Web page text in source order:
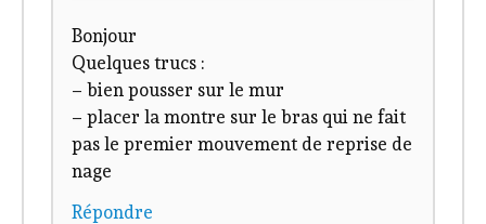
Bonjour
Quelques trucs :
– bien pousser sur le mur
– placer la montre sur le bras qui ne fait
pas le premier mouvement de reprise de
nage
Répondre